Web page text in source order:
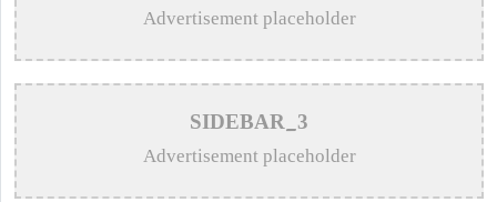
>
সমাজের সুবিধাবঞ্চিত মানুষের পাশে দাঁড়ানো আমাদের অন্যতম
দায়িত্ব: এমপি বাচ্চু মোল্লা
>
সাংবাদিক মোশারফের মা আর নেই
>
কুষ্টিয়ায় শিশু বলাৎকারের অভিযোগে ৭০ বছরের বৃদ্ধ গ্রেপ্তার
Advertisement placeholder
SIDEBAR_3
Advertisement placeholder